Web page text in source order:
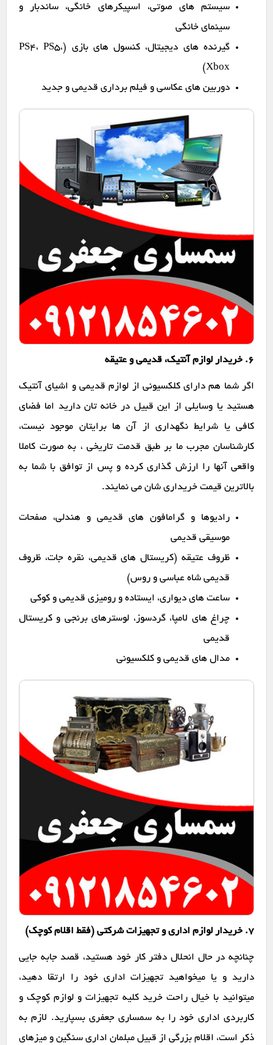
سیستم های صوتی، اسپیکرهای خانگی، ساندبار و
سینمای خانگی
گیرنده های دیجیتال، کنسول های بازی (PS4، PS5،
Xbox)
دوربین های عکاسی و فیلم برداری قدیمی و جدید
6. خریدار لوازم آنتیک، قدیمی و عتیقه
اگر شما هم دارای کلکسیونی از لوازم قدیمی و اشیای آنتیک
هستید یا وسایلی از این قبیل در خانه تان دارید اما فضای
کافی یا شرایط نگهداری از آن ها برایتان موجود نیست،
کارشناسان مجرب ما بر طبق قدمت تاریخی ، به صورت کاملا
واقعی آنها را ارزش گذاری کرده و پس از توافق با شما به
بالاترین قیمت خریداری شان می نمایند.
رادیوها و گرامافون های قدیمی و هندلی، صفحات
موسیقی قدیمی
ظروف عتیقه (کریستال های قدیمی، نقره جات، ظروف
قدیمی شاه عباسی و روس)
ساعت های دیواری، ایستاده و رومیزی قدیمی و کوکی
چراغ های لامپا، گردسوز، لوسترهای برنجی و کریستال
قدیمی
مدال های قدیمی و کلکسیونی
7. خریدار لوازم اداری و تجهیزات شرکتی (فقط اقلام کوچک)
چنانچه در حال انحلال دفتر کار خود هستید، قصد جابه جایی
دارید و یا میخواهید تجهیزات اداری خود را ارتقا دهید،
میتوانید با خیال راحت خرید کلیه تجهیزات و لوازم کوچک و
کاربردی اداری خود را به سمساری جعفری بسپارید. لازم به
ذکر است، اقلام بزرگی از قبیل مبلمان اداری سنگین و میزهای